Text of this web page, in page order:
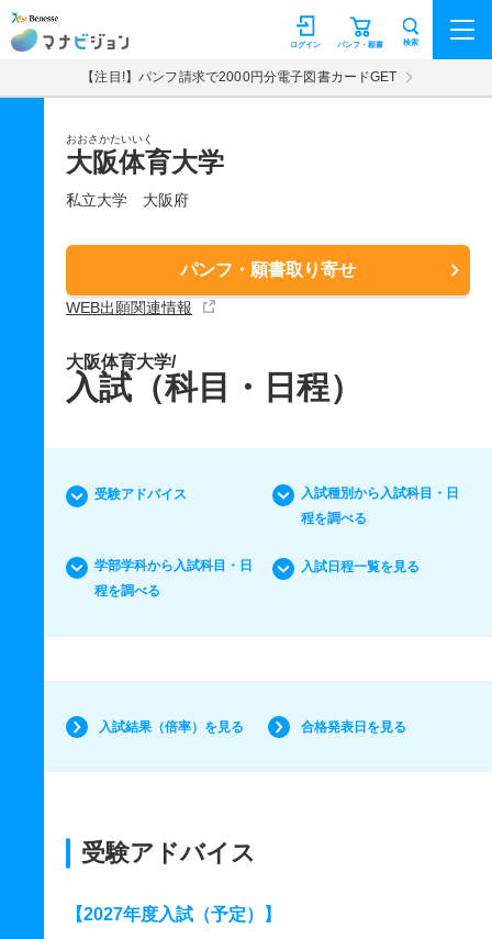
マナビジョン パンフ・願書
ログイン 検索
【注目!】パンフ請求で2000円分電子図書カードGET
おおさかたいいく
大阪体育大学
私立大学 大阪府
パンフ・願書取り寄せ
WEB出願関連情報
大阪体育大学/
入試（科目・日程）
受験アドバイス
入試種別から入試科目・日
程を調べる
学部学科から入試科目・日
程を調べる
入試日程一覧を見る
入試結果（倍率）を見る 合格発表日を見る
受験アドバイス
【2027年度入試（予定）】